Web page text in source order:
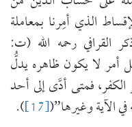
الذي أمِرنا بمعاملة
القرافي رحمه الله (ت:
‌أمر لا يكون ظاهره يدلُّ
فمتى أدَّى إلى أحد
الآية وغيرها”([17]
).